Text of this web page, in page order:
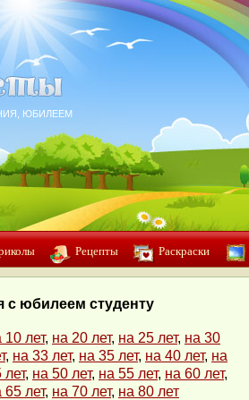
ЮБИЛЕЕМ
Рецепты Раскраски
с юбилеем студенту
10 лет, на 20 лет, на 25 лет, на 30
, на 33 лет, на 35 лет, на 40 лет, на
лет, на 50 лет, на 55 лет, на 60 лет,
65 лет, на 70 лет, на 80 лет